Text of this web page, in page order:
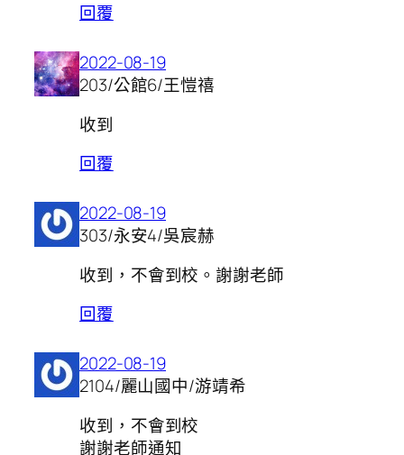
回覆
2022-08-19
203/公館6/王愷禧
收到
回覆
2022-08-19
303/永安4/吳宸赫
收到，不會到校。謝謝老師
回覆
2022-08-19
2104/麗山國中/游靖希
收到，不會到校
謝謝老師通知